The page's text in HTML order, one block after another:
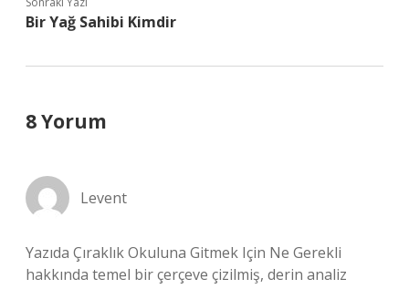
Bir Yağ Sahibi Kimdir
8 Yorum
Levent
Yazıda Çıraklık Okuluna Gitmek Için Ne Gerekli
hakkında temel bir çerçeve çizilmiş, derin analiz